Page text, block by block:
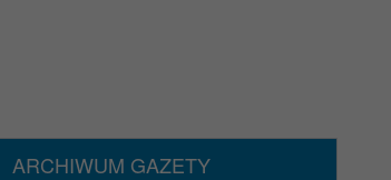
ARCHIWUM GAZETY